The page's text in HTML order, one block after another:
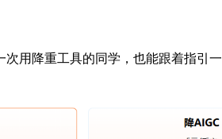
用降重工具的同学，也能跟着指引